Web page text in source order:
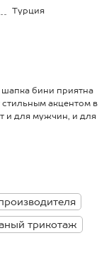
Турция
бини приятна
акцентом в
и для мужчин, и для
трикотажа.
добавлению
воздух.
Вязаный
голову.
для похода на
трикотаж